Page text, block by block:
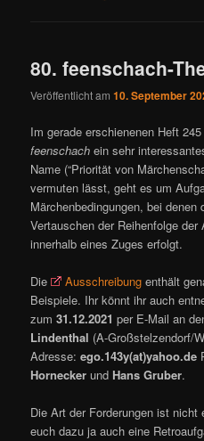
80. feenschach-
Veröffentlicht am10. September
Im gerade erschienenen Heft
feenschach ein sehr
Name (“Priorität von
vermuten lässt, geht es um
Märchenbedingungen, bei
Vertauschen der Reihenfolge
innerhalb eines Zuges erfolgt.
Die Ausschreibung enthält
Beispiele. Ihr könnt ihr auch
zum31.12.2021 per E-Mail an
Lindenthal (A-Großstelzendorf/
Adresse:ego.143y(at)yahoo.de
Hornecker und Hans Gruber.
Die Art der Forderungen ist
euch dazu ja auch eine